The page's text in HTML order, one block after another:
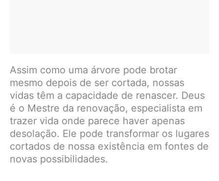
Assim como uma árvore pode brotar
mesmo depois de ser cortada, nossas
vidas têm a capacidade de renascer. Deus
é o Mestre da renovação, especialista em
trazer vida onde parece haver apenas
desolação. Ele pode transformar os lugares
cortados de nossa existência em fontes de
novas possibilidades.